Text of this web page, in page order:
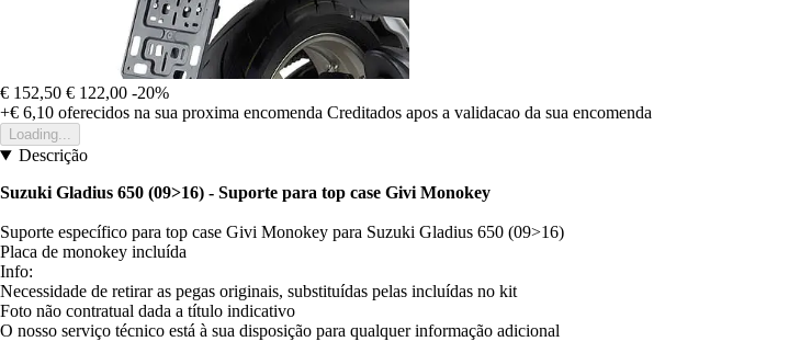
€ 152,50 € 122,00 -20%
+€ 6,10 oferecidos na sua proxima encomenda Creditados apos a validacao da sua encomenda
Loading...
Descrição
Suzuki Gladius 650 (09>16) - Suporte para top case Givi Monokey
Suporte específico para top case Givi Monokey para Suzuki Gladius 650 (09>16)
Placa de monokey incluída
Info:
Necessidade de retirar as pegas originais, substituídas pelas incluídas no kit
Foto não contratual dada a título indicativo
O nosso serviço técnico está à sua disposição para qualquer informação adicional